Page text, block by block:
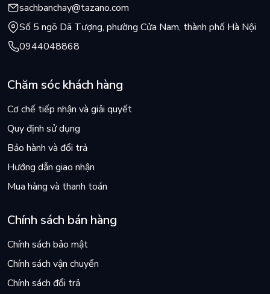
sachbanchay@tazano.com
Số 5 ngõ Dã Tượng, phường Cửa Nam, thành phố Hà Nội
0944048868
Chăm sóc khách hàng
Cơ chế tiếp nhận và giải quyết
Quy định sử dụng
Bảo hành và đổi trả
Hướng dẫn giao nhận
Mua hàng và thanh toán
Chính sách bán hàng
Chính sách bảo mật
Chính sách vận chuyển
Chính sách đổi trả